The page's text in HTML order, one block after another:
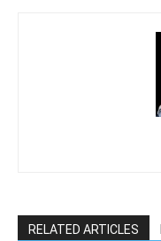
RELATED ARTICLES